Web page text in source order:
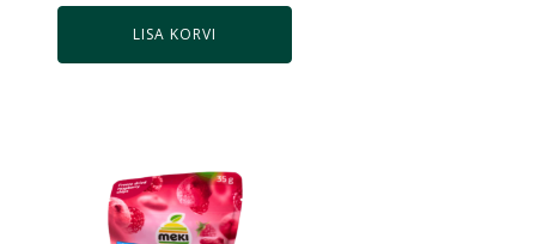
LISA KORVI